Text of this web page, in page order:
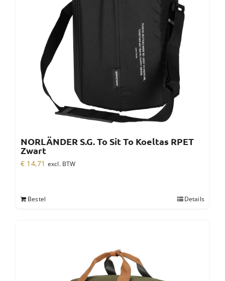
NORLÄNDER S.G. To Sit To Koeltas RPET
Zwart
€ 14,71 excl. BTW
Bestel Details